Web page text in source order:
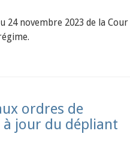
24 novembre 2023 de la Cour
ordres de
à jour du dépliant